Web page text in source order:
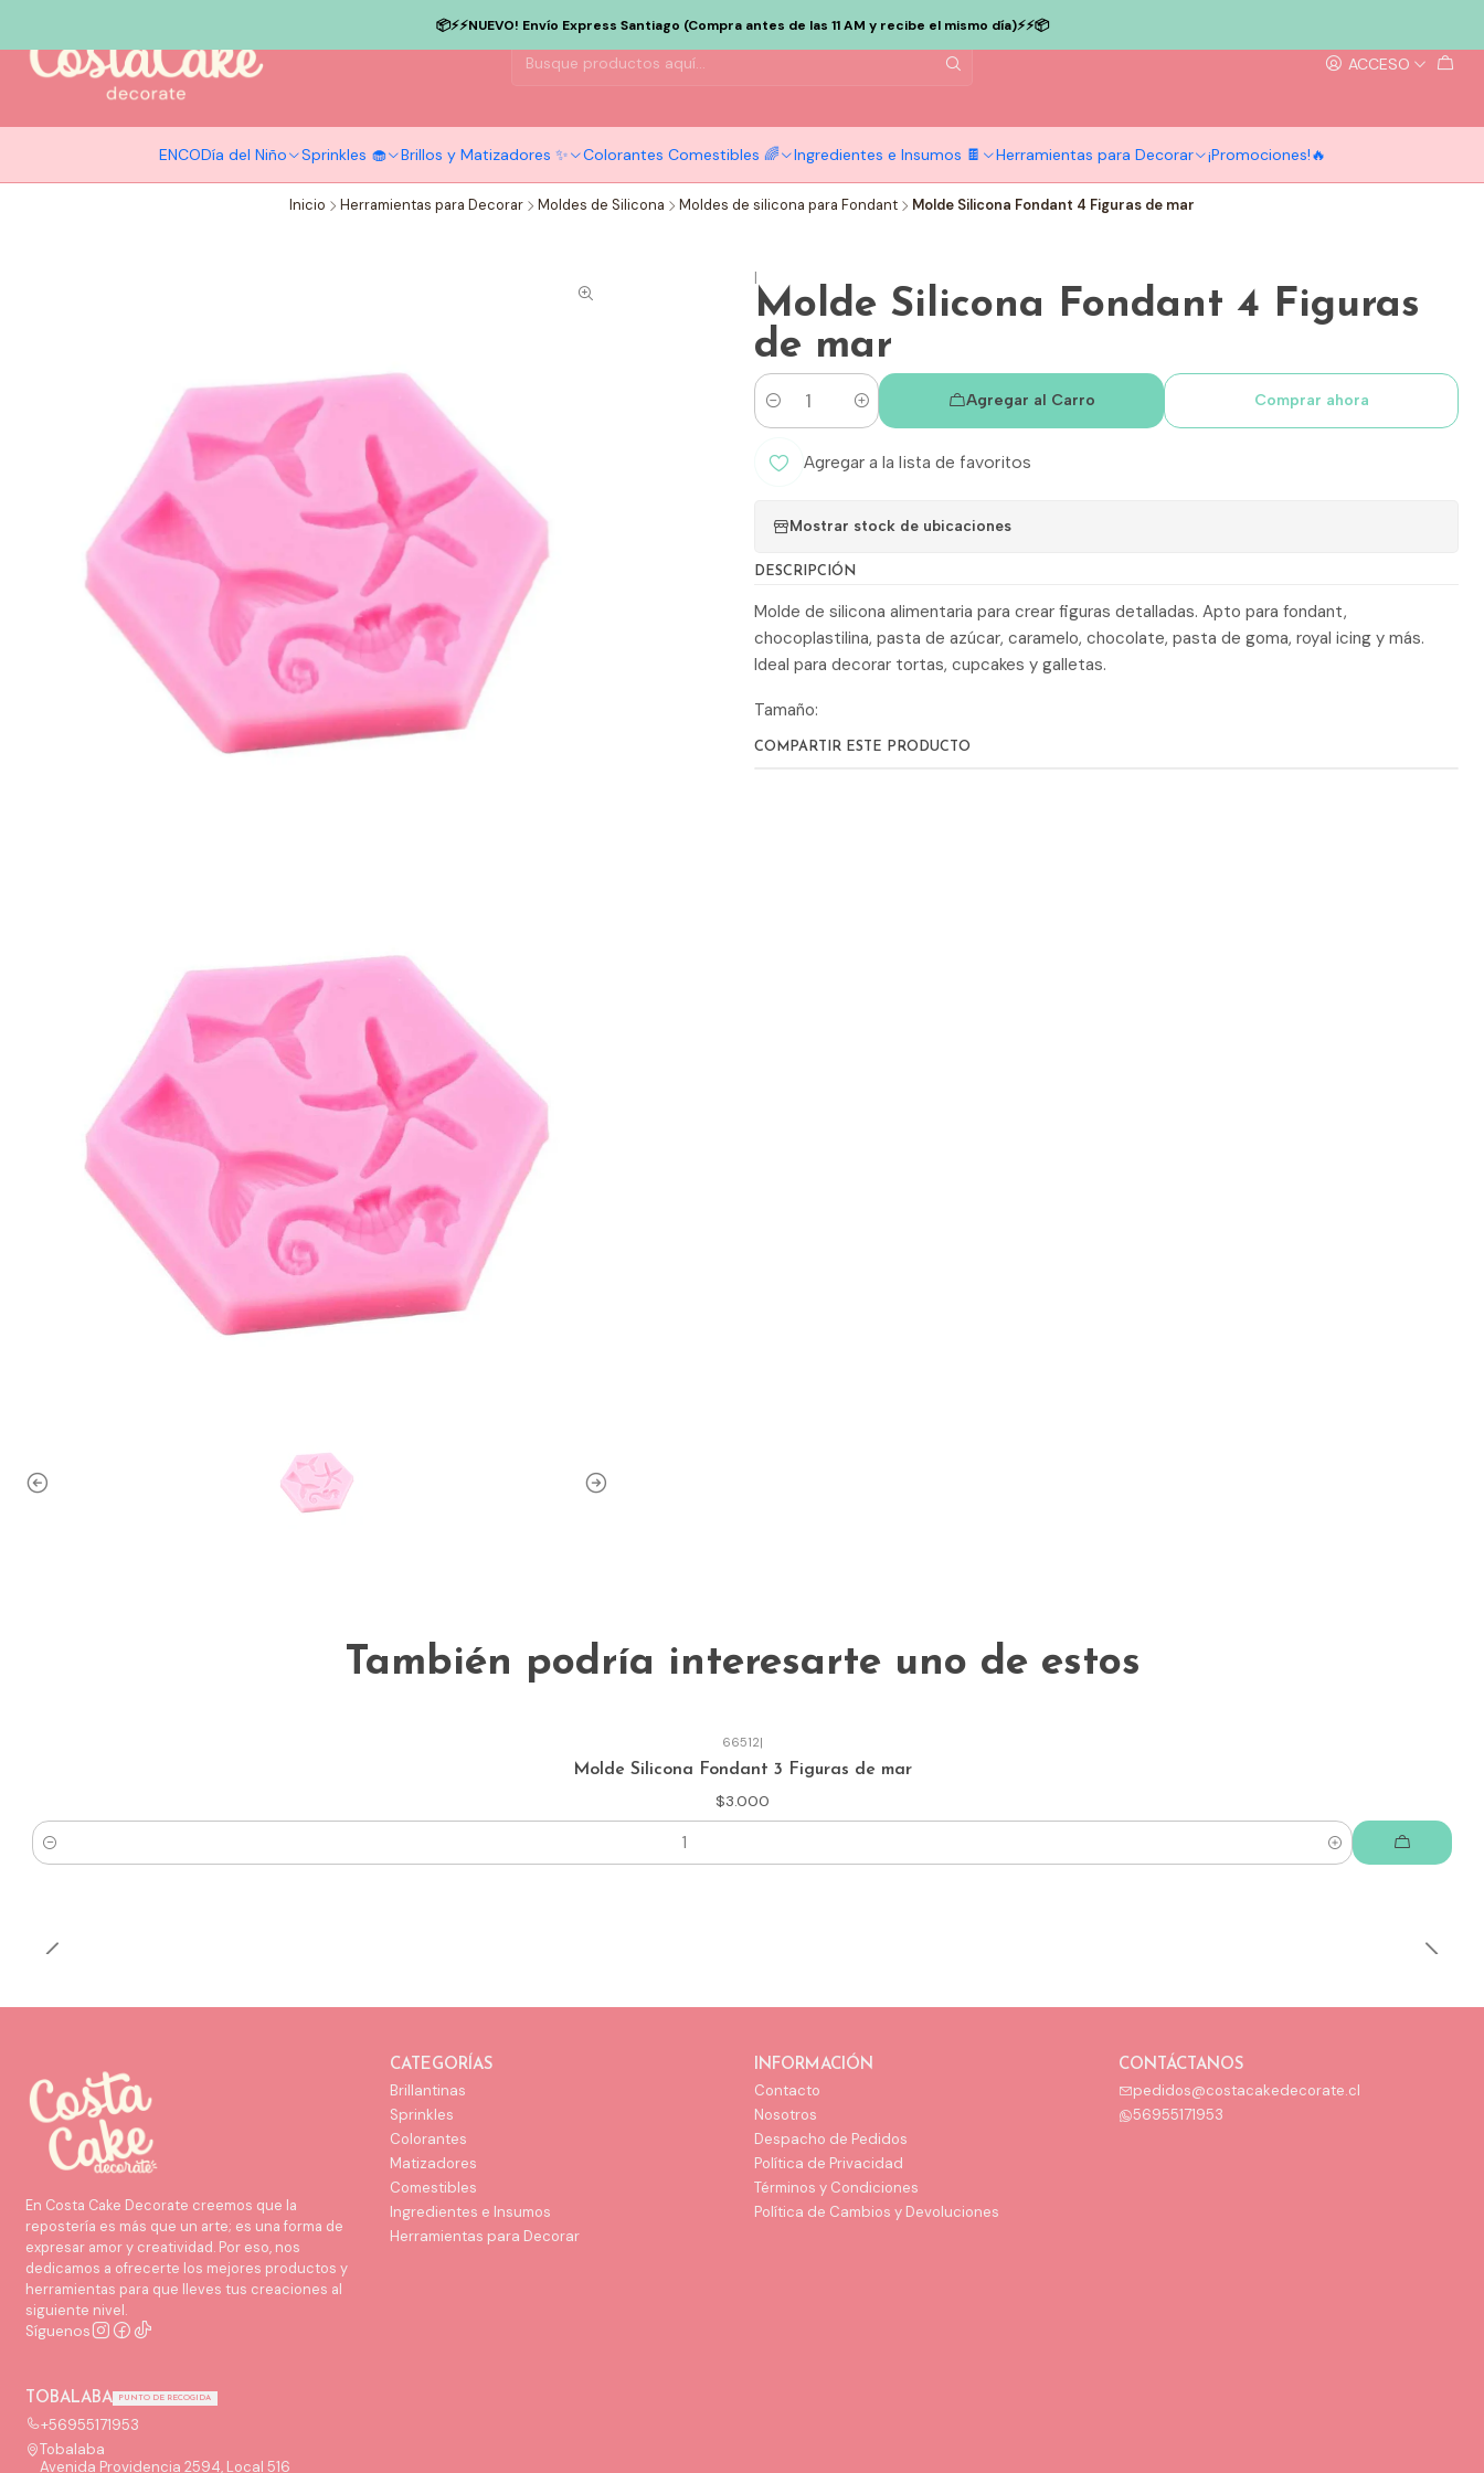
ACCESO
ENCODía del Niño Sprinkles 🧁 Brillos y Matizadores ✨ Colorantes Comestibles 🌈 Ingredientes e Insumos 🍫 Herramientas para Decorar ¡Promociones!🔥
📦⚡️⚡️NUEVO! Envío Express Santiago (Compra antes de las 11 AM y recibe el mismo día)⚡️⚡️📦
Inicio Herramientas para Decorar Moldes de Silicona Moldes de silicona para Fondant Molde Silicona Fondant 4 Figuras de mar
|
Molde Silicona Fondant 4 Figuras
de mar
Cantidad
Agregar al Carro Comprar ahora
Agregar a la lista de favoritos
Mostrar stock de ubicaciones
DESCRIPCIÓN
Molde de silicona alimentaria para crear figuras detalladas. Apto para fondant,
chocoplastilina, pasta de azúcar, caramelo, chocolate, pasta de goma, royal icing y más.
Ideal para decorar tortas, cupcakes y galletas.
Tamaño:
COMPARTIR ESTE PRODUCTO
También podría interesarte uno de estos
66512|
Molde Silicona Fondant 3 Figuras de mar
$3.000
Cantidad
En Costa Cake Decorate creemos que la
repostería es más que un arte; es una forma de
expresar amor y creatividad. Por eso, nos
dedicamos a ofrecerte los mejores productos y
herramientas para que lleves tus creaciones al
siguiente nivel.
Síguenos
CATEGORÍAS
Brillantinas
Sprinkles
Colorantes
Matizadores
Comestibles
Ingredientes e Insumos
Herramientas para Decorar
INFORMACIÓN
Contacto
Nosotros
Despacho de Pedidos
Política de Privacidad
Términos y Condiciones
Política de Cambios y Devoluciones
CONTÁCTANOS
pedidos@costacakedecorate.cl
56955171953
TOBALABA PUNTO DE RECOGIDA
+56955171953
Tobalaba
Avenida Providencia 2594, Local 516